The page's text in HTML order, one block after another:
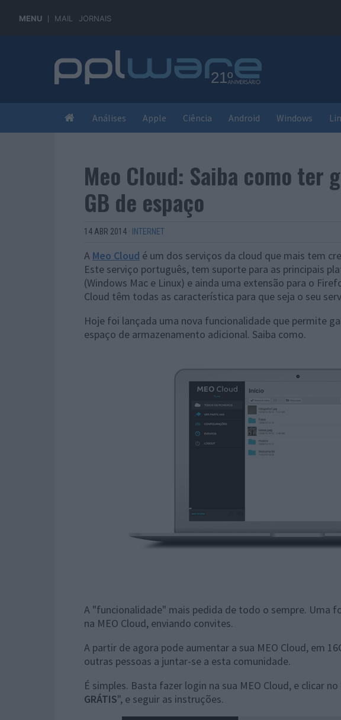
MENU MAIL JORNAIS
Análises Apple Ciência Android Windows
Meo Cloud: Saiba como ter
GB de espaço
14 ABR 2014 · INTERNET
A Meo Cloud é um dos serviços da cloud que mais tem
Este serviço português, tem suporte para as principais
(Windows Mac e Linux) e ainda uma extensão para o
Cloud têm todas as característica para que seja o seu
Hoje foi lançada uma nova funcionalidade que permite
espaço de armazenamento adicional. Saiba como.
A "funcionalidade" mais pedida de todo o sempre. Uma
na MEO Cloud, enviando convites.
A partir de agora pode aumentar a sua MEO Cloud, em
outras pessoas a juntar-se a esta comunidade.
É simples. Basta fazer login na sua MEO Cloud, e clicar
GRÁTIS", e seguir as instruções.